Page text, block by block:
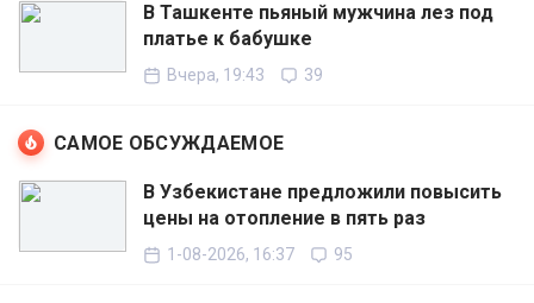
В Ташкенте пьяный мужчина лез под
платье к бабушке
Вчера, 19:43 39
САМОЕ ОБСУЖДАЕМОЕ
В Узбекистане предложили повысить
цены на отопление в пять раз
1-08-2026, 16:37 95